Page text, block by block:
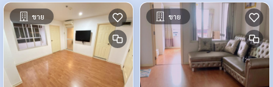
ขาย ขาย